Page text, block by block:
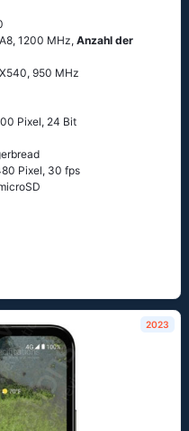
1200 MHz,Anzahl der
950 MHz
Pixel, 24 Bit
Pixel, 30 fps
2023